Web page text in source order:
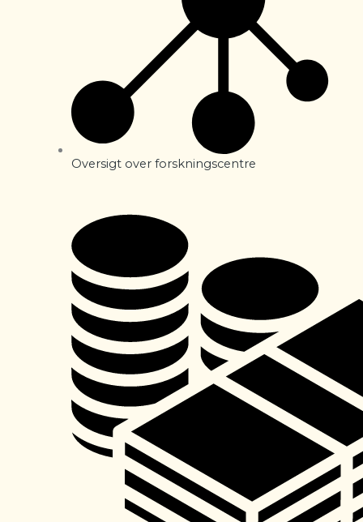
Oversigt over forskningscentre